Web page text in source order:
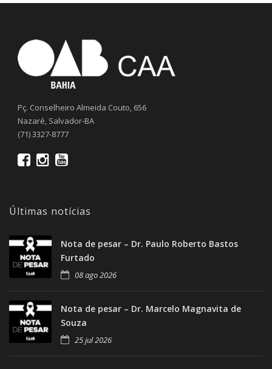
Pç. Conselheiro Almeida Couto, 656
Nazaré, Salvador-BA
(71) 3327-8777
Últimas notícias
Nota de pesar – Dr. Paulo Roberto Bastos
Furtado
08 ago 2026
Nota de pesar – Dr. Marcelo Magnavita de
Souza
25 jul 2026